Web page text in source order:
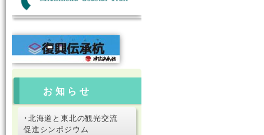
お知らせ
･北海道と東北の観光交流
促進シンポジウム